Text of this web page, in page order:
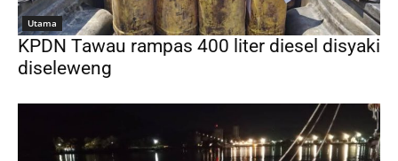
Utama
KPDN Tawau rampas 400 liter diesel disyaki
diseleweng